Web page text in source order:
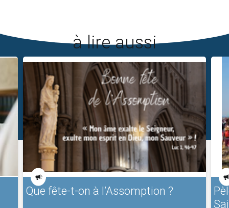
à lire aussi
Que fête-t-on à l’Assomption ?